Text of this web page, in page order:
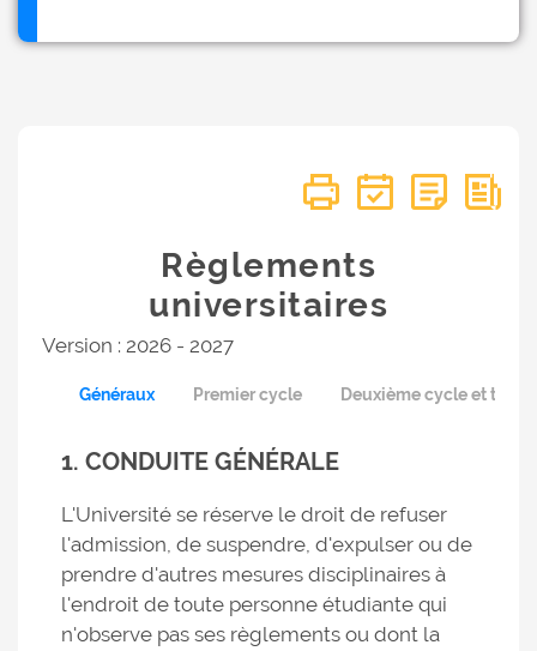
Règlements
universitaires
Version : 2026 - 2027
Généraux Premier cycle Deuxième cycle et
1. CONDUITE GÉNÉRALE
L'Université se réserve le droit de refuser
l'admission, de suspendre, d'expulser ou de
prendre d'autres mesures disciplinaires à
l'endroit de toute personne étudiante qui
n'observe pas ses règlements ou dont la